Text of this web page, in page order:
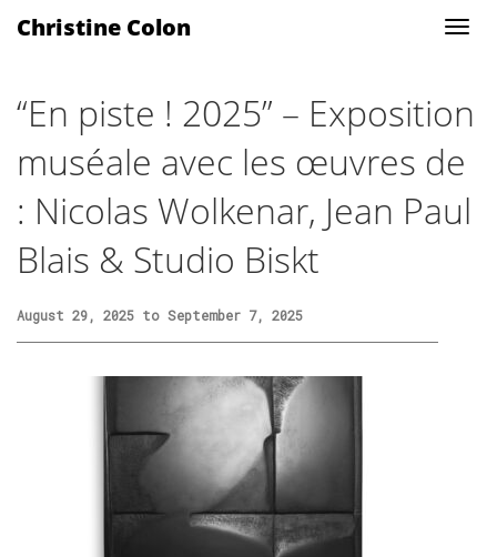
Christine Colon
“En piste ! 2025” – Exposition
muséale avec les œuvres de
: Nicolas Wolkenar, Jean Paul
Blais & Studio Biskt
August 29, 2025 to September 7, 2025